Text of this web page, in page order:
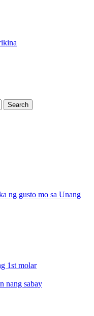
Search
ng gusto mo sa Unang
1st molar
nang sabay